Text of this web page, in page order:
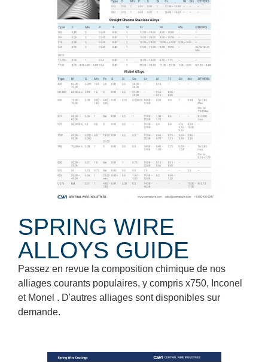
SPRING WIRE
ALLOYS GUIDE
Passez en revue la composition chimique de nos
alliages courants populaires, y compris x750, Inconel
et Monel . D'autres alliages sont disponibles sur
demande.